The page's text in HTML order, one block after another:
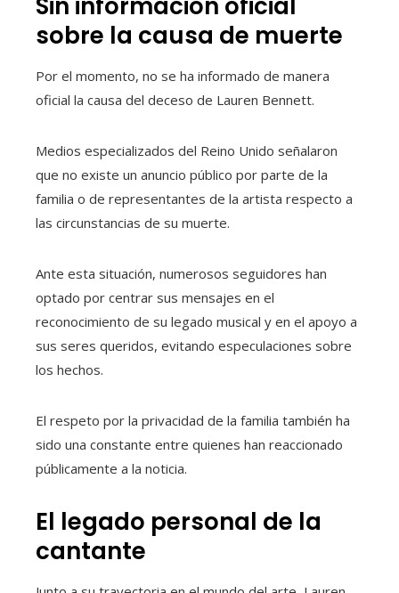
sobre la causa de muerte
Por el momento, no se ha informado de manera
oficial la causa del deceso de Lauren Bennett.
Medios especializados del Reino Unido señalaron
que no existe un anuncio público por parte de la
familia o de representantes de la artista respecto a
las circunstancias de su muerte.
Ante esta situación, numerosos seguidores han
optado por centrar sus mensajes en el
reconocimiento de su legado musical y en el apoyo a
sus seres queridos, evitando especulaciones sobre
los hechos.
El respeto por la privacidad de la familia también ha
sido una constante entre quienes han reaccionado
públicamente a la noticia.
El legado personal de la
cantante